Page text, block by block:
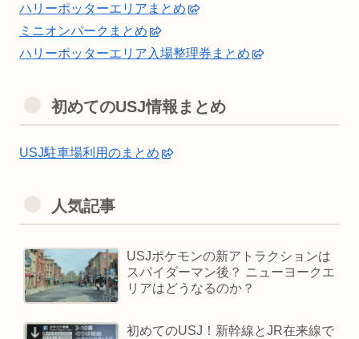
ハリーポッターエリアまとめ
ミニオンパークまとめ
ハリーポッターエリア入場整理券まとめ
初めてのUSJ情報まとめ
USJ駐車場利用のまとめ
人気記事
USJポケモンの新アトラクションは
スパイダーマン後？ ニューヨークエ
リアはどうなるのか？
初めてのUSJ！新幹線とJR在来線で